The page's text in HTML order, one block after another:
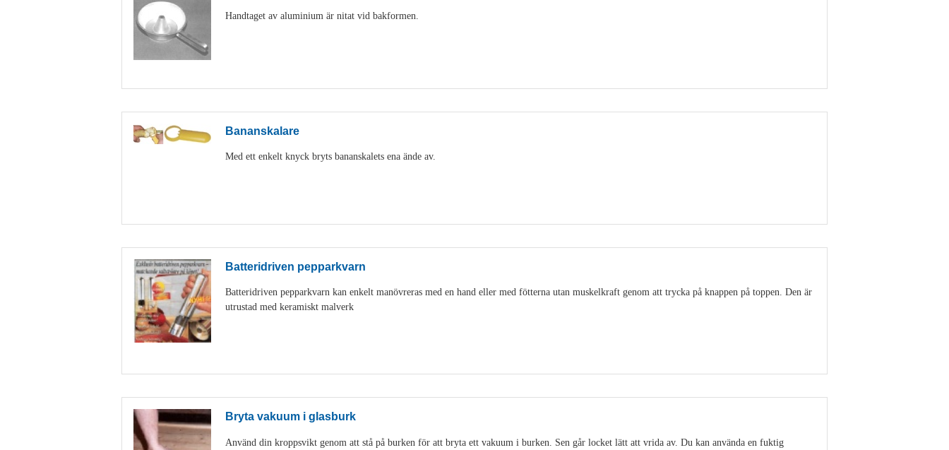
Handtaget av aluminium är nitat vid bakformen.
Bananskalare
Med ett enkelt knyck bryts bananskalets ena ände av.
Batteridriven pepparkvarn
Batteridriven pepparkvarn kan enkelt manövreras med en hand eller med fötterna utan muskelkraft genom att trycka på knappen på toppen. Den är
utrustad med keramiskt malverk
Bryta vakuum i glasburk
Använd din kroppsvikt genom att stå på burken för att bryta ett vakuum i burken. Sen går locket lätt att vrida av. Du kan använda en fuktig